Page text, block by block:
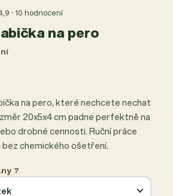
· 10 hodnocení
na pero
na pero, které nechcete nechat
20x5x4 cm padne perfektně na
drobné cennosti. Ruční práce
chemického ošetření.
?